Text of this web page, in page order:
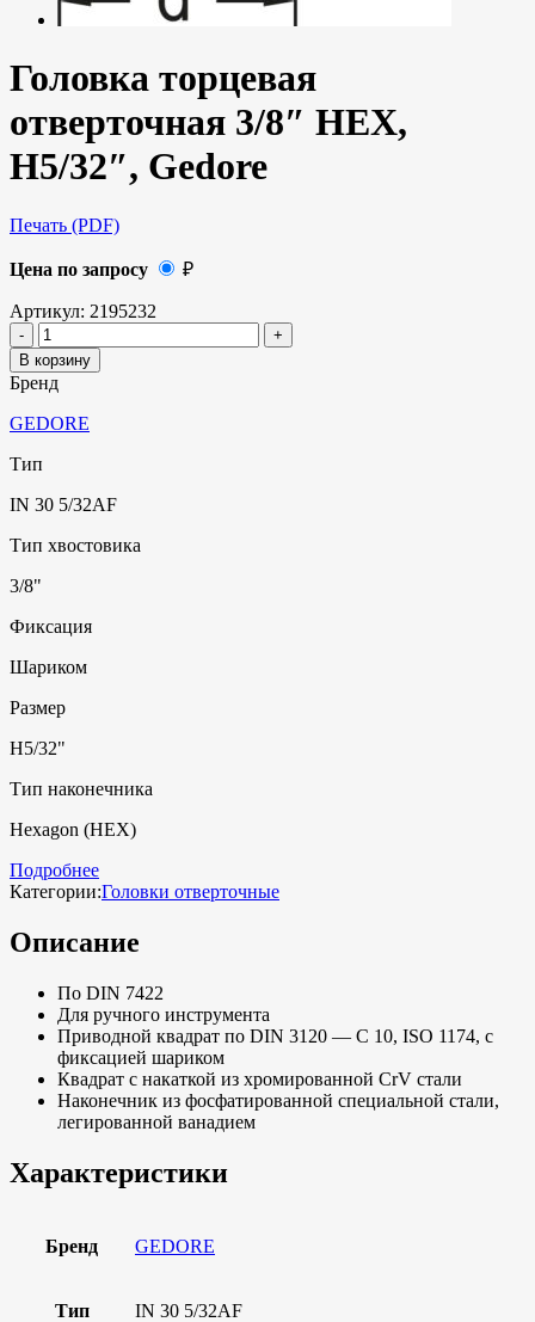
Головка торцевая
отверточная 3/8″ HEX,
H5/32″, Gedore
Печать (PDF)
Цена по запросу ₽
Артикул: 2195232
В корзину
Бренд
GEDORE
Тип
IN 30 5/32AF
Тип хвостовика
3/8"
Фиксация
Шариком
Размер
H5/32"
Тип наконечника
Hexagon (HEX)
Подробнее
Категории:Головки отверточные
Описание
По DIN 7422
Для ручного инструмента
Приводной квадрат по DIN 3120 — C 10, ISO 1174, с
фиксацией шариком
Квадрат с накаткой из хромированной CrV стали
Наконечник из фосфатированной специальной стали,
легированной ванадием
Характеристики
Бренд GEDORE
Тип IN 30 5/32AF